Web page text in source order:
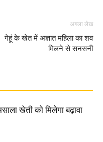
अगला लेख
गेहूं के खेत में अज्ञात महिला का शव
मिलने से सनसनी
खेती को मिलेगा बढ़ावा